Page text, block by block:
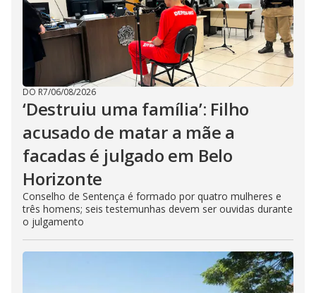
DO R7/06/08/2026
‘Destruiu uma família’: Filho
acusado de matar a mãe a
facadas é julgado em Belo
Horizonte
Conselho de Sentença é formado por quatro mulheres e
três homens; seis testemunhas devem ser ouvidas durante
o julgamento